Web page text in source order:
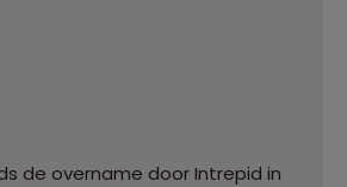
de overname door Intrepid in